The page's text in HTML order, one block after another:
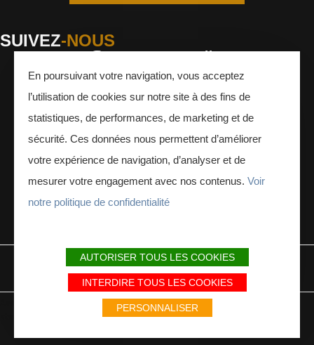
SUIVEZ-NOUS
Facebook Instagram Youtube
MENTIONS LÉGALES PLAN DU SITE PARTENAIRES
Avec le soutien du Fonds Européen de développement régional / Met
steun van het Europese Fonds voor Regionale Ontwikkeling
En poursuivant votre navigation, vous acceptez
l’utilisation de cookies sur notre site à des fins de
statistiques, de performances, de marketing et de
sécurité. Ces données nous permettent d’améliorer
votre expérience de navigation, d’analyser et de
mesurer votre engagement avec nos contenus. Voir
notre politique de confidentialité
AUTORISER TOUS LES COOKIES
INTERDIRE TOUS LES COOKIES
PERSONNALISER